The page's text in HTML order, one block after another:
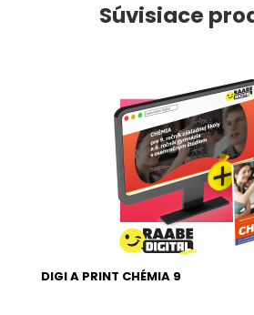
Súvisiace
DIGI A PRINT CHÉMIA 9